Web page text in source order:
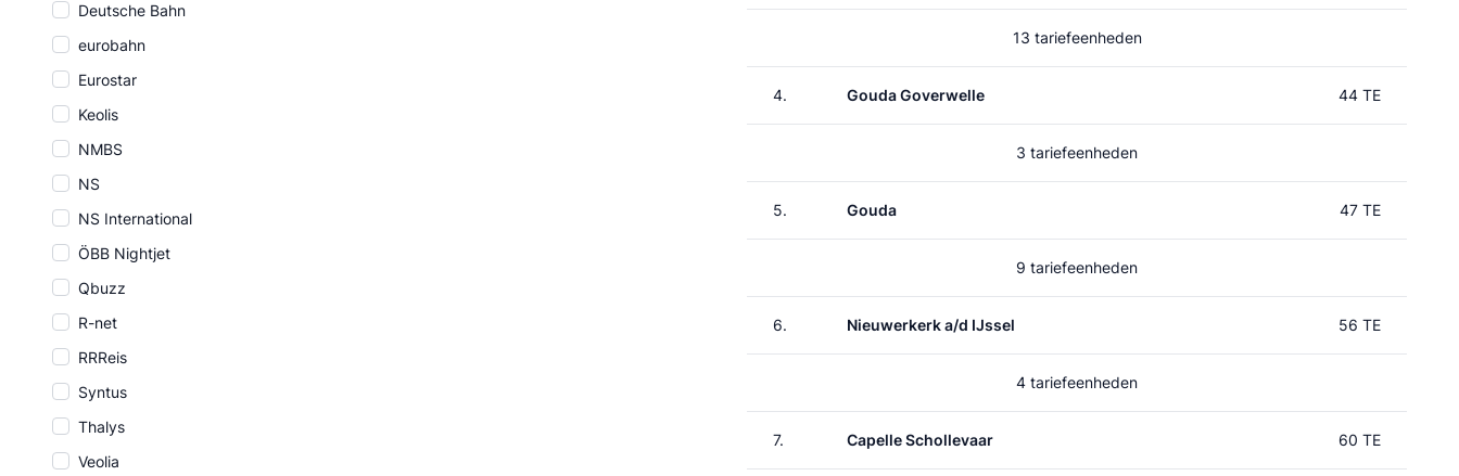
Deutsche Bahn
eurobahn
Eurostar
Keolis
NMBS
NS
NS International
ÖBB Nightjet
Qbuzz
R-net
RRReis
Syntus
Thalys
Veolia
13 tariefeenheden
4. Gouda Goverwelle 44 TE
3 tariefeenheden
5. Gouda 47 TE
9 tariefeenheden
6. Nieuwerkerk a/d IJssel 56 TE
4 tariefeenheden
7. Capelle Schollevaar 60 TE